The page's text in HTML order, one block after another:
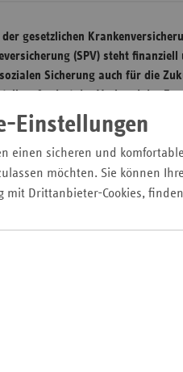
Einstellungen
einen sicheren und
möchten. Sie können
mit Drittanbieter-Cookies,
gesetzlichen
(SPV) steht
Sicherung auch für die
fordert der Verband der
Ausgaben- an der
gesamtgesellschaftliche
Leistungen. Zugleich setzt sich
weitere Milliardenbeträge ein.